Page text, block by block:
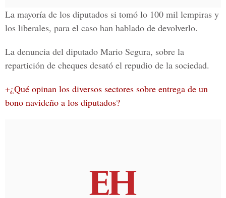
La mayoría de los diputados si tomó lo 100 mil lempiras y
los liberales, para el caso han hablado de devolverlo.
La denuncia del diputado Mario Segura, sobre la
repartición de cheques desató el repudio de la sociedad.
+¿Qué opinan los diversos sectores sobre entrega de un
bono navideño a los diputados?